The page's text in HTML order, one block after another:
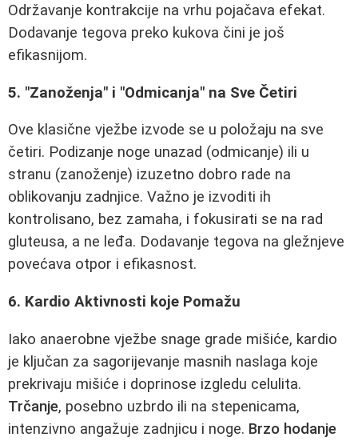
Održavanje kontrakcije na vrhu pojačava efekat.
Dodavanje tegova preko kukova čini je još
efikasnijom.
5. "Zanoženja" i "Odmicanja" na Sve Četiri
Ove klasične vježbe izvode se u položaju na sve
četiri. Podizanje noge unazad (odmicanje) ili u
stranu (zanoženje) izuzetno dobro rade na
oblikovanju zadnjice. Važno je izvoditi ih
kontrolisano, bez zamaha, i fokusirati se na rad
gluteusa, a ne leđa. Dodavanje tegova na gležnjeve
povećava otpor i efikasnost.
6. Kardio Aktivnosti koje Pomažu
Iako anaerobne vježbe snage grade mišiće, kardio
je ključan za sagorijevanje masnih naslaga koje
prekrivaju mišiće i doprinose izgledu celulita.
Trčanje, posebno uzbrdo ili na stepenicama,
intenzivno angažuje zadnjicu i noge. Brzo hodanje